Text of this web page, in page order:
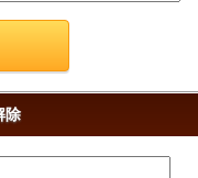
除